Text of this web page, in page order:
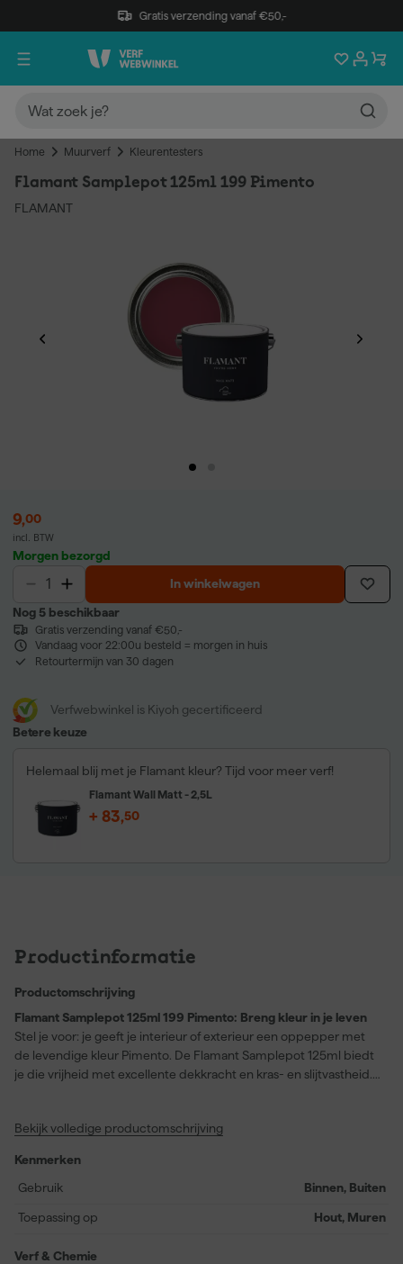
Gratis verzending vanaf €50,-
Home Muurverf Kleurentesters
Flamant Samplepot 125ml 199 Pimento
FLAMANT
9,00
incl. BTW
Morgen bezorgd
In winkelwagen
Nog 5 beschikbaar
Gratis verzending vanaf €50,-
Vandaag voor 22:00u besteld = morgen in huis
Retourtermijn van 30 dagen
Verfwebwinkel is Kiyoh gecertificeerd
Betere keuze
Helemaal blij met je Flamant kleur? Tijd voor meer verf!
Flamant Wall Matt - 2,5L
+ 83,50
Productinformatie
Productomschrijving
Flamant Samplepot 125ml 199 Pimento: Breng kleur in je leven
Stel je voor: je geeft je interieur of exterieur een oppepper met
de levendige kleur Pimento. De Flamant Samplepot 125ml biedt
je die vrijheid met excellente dekkracht en kras- en slijtvastheid.
inspireren door de unieke kleurdiepte van Pimento, ondersteund
maar liefst 20 jaar zuivert. Deze matglanzende verf is jouw ticket
naar praktisch gemak gecombineerd met esthetische flair. Of je
samplepot heeft het allemaal in huis.
Bekijk volledige productomschrijving
Kenmerken
Gebruik
Binnen, Buiten
Toepassing op Hout, Muren
Verf & Chemie